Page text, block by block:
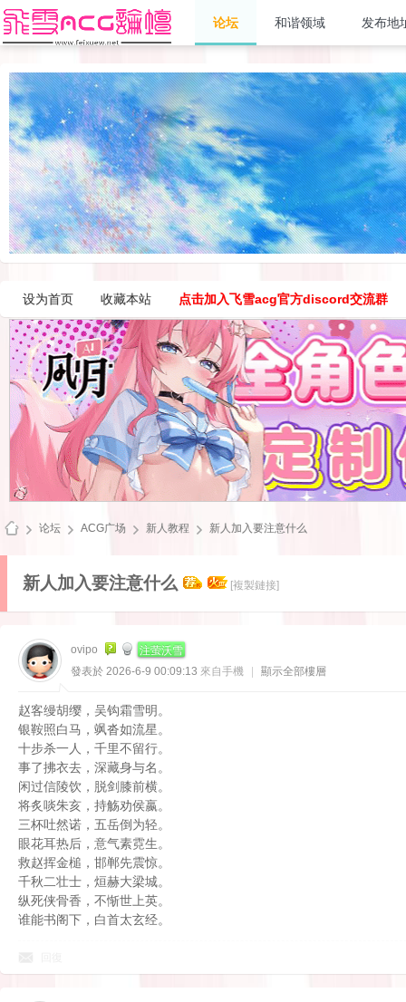
论坛 和谐领域 发布地
设为首页 收藏本站 点击加入飞雪acg官方discord交流群
论坛 ACG广场 新人教程 新人加入要注意什么
新人加入要注意什么 [複製鏈接]
ovipo 注萤沃雪
發表於 2026-6-9 00:09:13 來自手機 顯示全部樓層
赵客缦胡缨，吴钩霜雪明。
银鞍照白马，飒沓如流星。
十步杀一人，千里不留行。
事了拂衣去，深藏身与名。
闲过信陵饮，脱剑膝前横。
将炙啖朱亥，持觞劝侯嬴。
三杯吐然诺，五岳倒为轻。
眼花耳热后，意气素霓生。
救赵挥金槌，邯郸先震惊。
千秋二壮士，烜赫大梁城。
纵死侠骨香，不惭世上英。
谁能书阁下，白首太玄经。